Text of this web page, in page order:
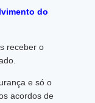
do
receber o
e só o
acordos de